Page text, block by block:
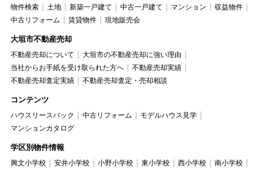
物件検索 土地 新築一戸建て 中古一戸建て マンション
収益物件
中古リフォーム
賃貸物件 現地販売会
大垣市不動産売却
不動産売却について
大垣市の不動産売却に強い理由
当社からお手紙を受け取られた方へ
不動産売却実績
不動産売却査定実績
不動産売却査定・売却相談
コンテンツ
ハウスリースバック 中古リフォーム
モデルハウス見学
マンションカタログ
学区別物件情報
興文小学校 安井小学校 小野小学校 東小学校 西小学校
南小学校